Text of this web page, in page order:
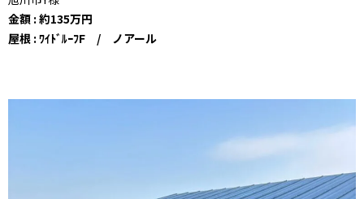
金額 : 約135万円
屋根 : ﾜｲﾄﾞﾙｰﾌF / ノアール